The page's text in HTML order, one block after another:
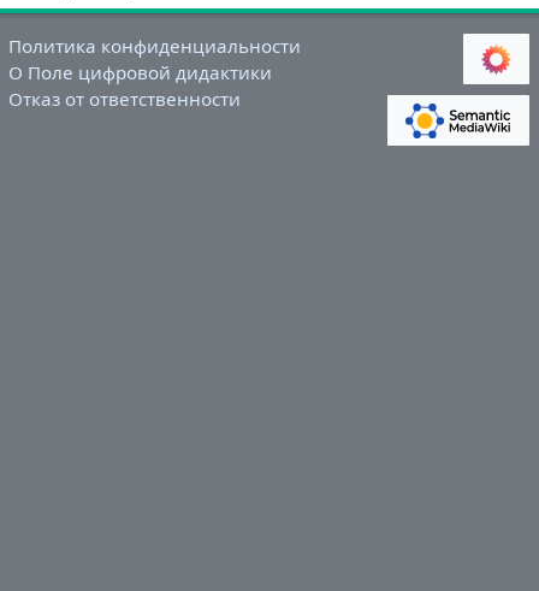
Политика конфиденциальности
О Поле цифровой дидактики
Отказ от ответственности